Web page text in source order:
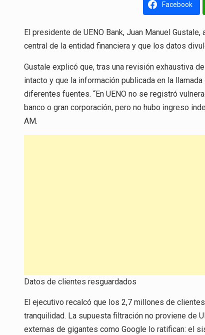
Facebook
El presidente de UENO Bank, Juan Manuel
central de la entidad financiera y que los datos
Gustale explicó que, tras una revisión exhaustiva
intacto y que la información publicada en la
diferentes fuentes. “En UENO no se registró
banco o gran corporación, pero no hubo ingreso
AM.
Datos de clientes resguardados
El ejecutivo recalcó que los 2,7 millones de
tranquilidad. La supuesta filtración no proviene de
externas de gigantes como Google lo ratifican: el